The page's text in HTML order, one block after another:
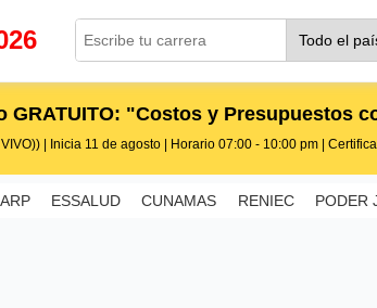
GRATUITO: "Costos y Presupuestos
| Inicia 11 de agosto | Horario 07:00 - 10:00 pm |
ESSALUD CUNAMAS RENIEC PODER